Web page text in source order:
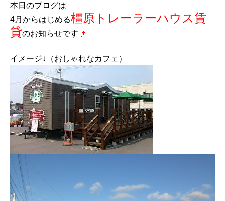
本日のブログは
4月からはじめる橿原トレーラーハウス賃
貸のお知らせです
イメージ↓（おしゃれなカフェ）